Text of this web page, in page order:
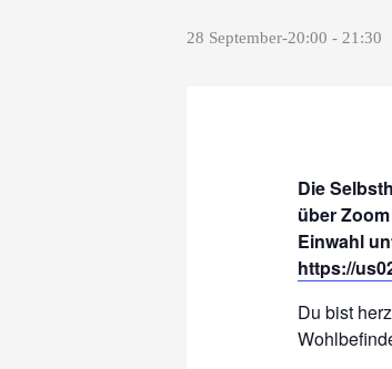
28 September-20:00 - 21:30
Die
über
Einwahl
https://
Du bist